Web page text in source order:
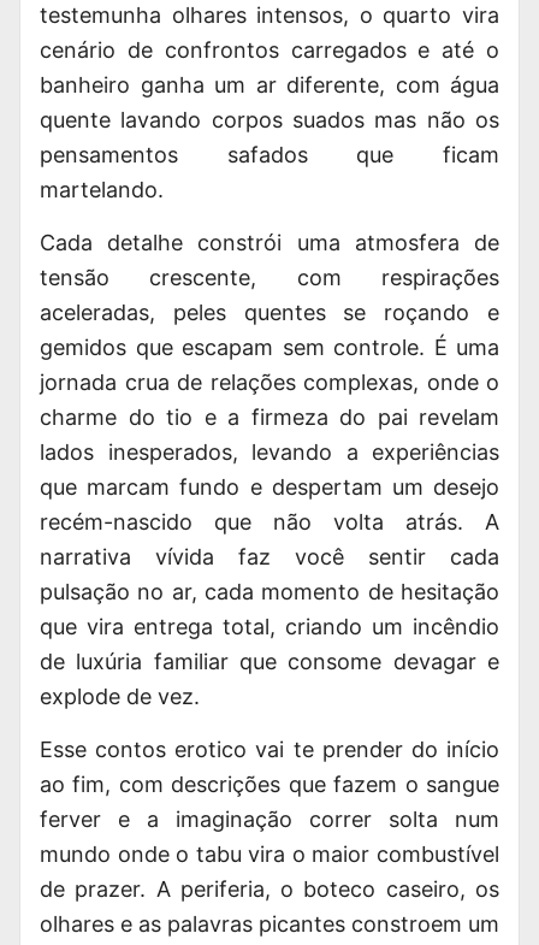
testemunha olhares intensos, o quarto vira
cenário de confrontos carregados e até o
banheiro ganha um ar diferente, com água
quente lavando corpos suados mas não os
pensamentos safados que ficam
martelando.
Cada detalhe constrói uma atmosfera de
tensão crescente, com respirações
aceleradas, peles quentes se roçando e
gemidos que escapam sem controle. É uma
jornada crua de relações complexas, onde o
charme do tio e a firmeza do pai revelam
lados inesperados, levando a experiências
que marcam fundo e despertam um desejo
recém-nascido que não volta atrás. A
narrativa vívida faz você sentir cada
pulsação no ar, cada momento de hesitação
que vira entrega total, criando um incêndio
de luxúria familiar que consome devagar e
explode de vez.
Esse contos erotico vai te prender do início
ao fim, com descrições que fazem o sangue
ferver e a imaginação correr solta num
mundo onde o tabu vira o maior combustível
de prazer. A periferia, o boteco caseiro, os
olhares e as palavras picantes constroem um